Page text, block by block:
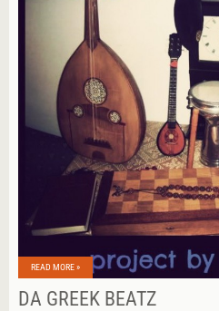
READ MORE »
DA GREEK BEATZ